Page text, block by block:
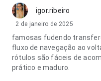
igor.ribeiro
2 de janeiro de 2025
famosas fudendo
fluxo de navegação ao
rótulos são fáceis de
prático e maduro.